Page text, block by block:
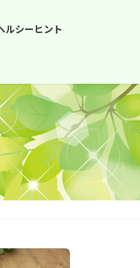
ルシーヒント